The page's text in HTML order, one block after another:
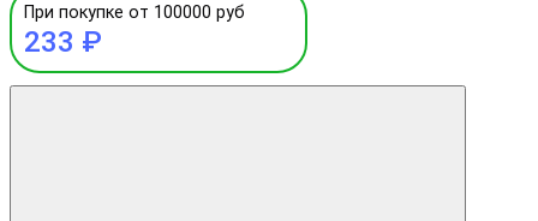
При покупке от 100000 руб
233 ₽